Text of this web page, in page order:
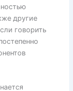
другие
говорить